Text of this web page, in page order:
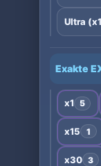
Ultra
Exakte
x1 5
x15 1
x30 3